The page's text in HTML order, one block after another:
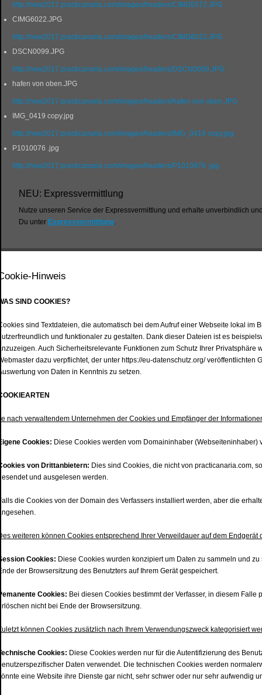
http://new2017.practicanaria.com/images/headers/CIMG5572.JPG
CIMG6022.JPG
http://new2017.practicanaria.com/images/headers/CIMG6022.JPG
DSCN0099.JPG
http://new2017.practicanaria.com/images/headers/DSCN0099.JPG
hafen von oben.JPG
http://new2017.practicanaria.com/images/headers/hafen von oben.JPG
IMG_0419 copy.jpg
http://new2017.practicanaria.com/images/headers/IMG_0419 copy.jpg
P1010076 .jpg
http://new2017.practicanaria.com/images/headers/P1010076 .jpg
NEU: Expressvermittlung
Nutze unseren Service der Expressvermittlung und erhalte unverbindlich
Du unter Expressvermittlung.
Hinweis
SIND COOKIES?
sind Textdateien, die automatisch bei dem Aufruf einer Webseite lokal
und funktionaler zu gestalten. Dank dieser Dateien ist es
Auch Sicherheitsrelevante Funktionen zum Schutz Ihrer
dazu verpflichtet, der unter https://eu-datenschutz.org/
von Daten in Kenntnis zu setzen.
nach verwaltendem Unternehmen der Cookies und Empfänger der
Cookies: Diese Cookies werden vom Domaininhaber (Webseiteninhaber)
von Drittanbietern: Dies sind Cookies, die nicht von practicanaria.com,
und ausgelesen werden.
die Cookies von der Domain des Verfassers installiert werden, aber die
weiteren können Cookies entsprechend Ihrer Verweildauer auf dem Endgerät
Cookies: Diese Cookies wurden konzipiert um Daten zu sammeln und
der Browsersitzung des Benutzters auf Ihrem Gerät gespeichert.
Cookies: Bei diesen Cookies bestimmt der Verfasser, in diesem
nicht bei Ende der Browsersitzung.
können Cookies zusätzlich nach Ihrem Verwendungszweck kategorisiert
Cookies: Diese Cookies werden nur für die Autentifizierung des
Daten verwendet. Die technischen Cookies werden
eine Website ihre Dienste gar nicht, sehr schwer oder nur sehr